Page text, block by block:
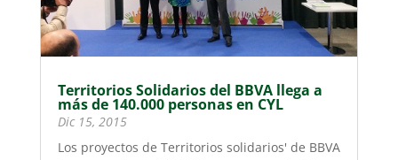
Territorios Solidarios del BBVA llega a
más de 140.000 personas en CYL
Dic 15, 2015
Los proyectos de Territorios solidarios' de BBVA